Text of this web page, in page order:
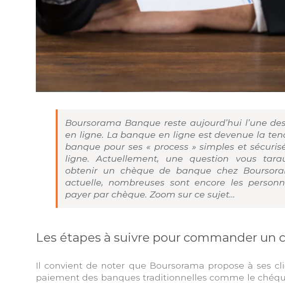
Boursorama Banque reste aujourd’hui l’une
en ligne. La banque en ligne est devenue la
banque pour ses « process » simples et
ligne. Actuellement, une question vous
obtenir un chèque de banque chez
actuelle, nombreuses sont encore les
payer par chèque. Zoom sur ce sujet…
Les étapes à suivre pour commander un
Il convient de noter que Boursorama propose à ses
paiement des banques traditionnelles comme le